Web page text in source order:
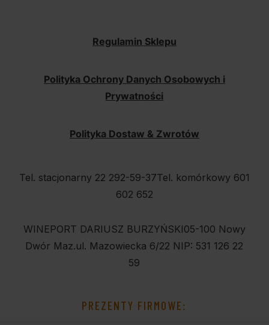
Regulamin Sklepu
Polityka Ochrony Danych Osobowych i
Prywatności
Polityka Dostaw & Zwrotów
Tel. stacjonarny 22 292-59-37Tel. komórkowy 601
602 652
WINEPORT DARIUSZ BURZYŃSKI05-100 Nowy
Dwór Maz.ul. Mazowiecka 6/22 NIP: 531 126 22
59
PREZENTY FIRMOWE: